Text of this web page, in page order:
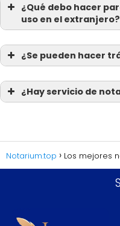
¿Qué debo hacer
uso en el extranjero?
¿Se pueden hacer
¿Hay servicio de
Notarium.top Los mejores